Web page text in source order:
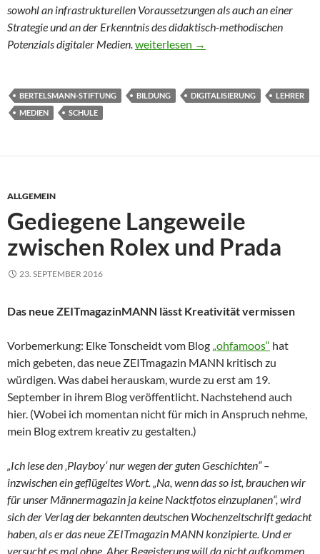
sowohl an infrastrukturellen Voraussetzungen als auch an einer
Strategie und an der Erkenntnis des didaktisch-methodischen
Potenzials digitaler Medien. Die Schulen als digitales Nirwana
weiterlesen →
BERTELSMANN-STIFTUNG BILDUNG DIGITALISIERUNG
LEHRER
MEDIEN
SCHULE
ALLGEMEIN
Gediegene Langeweile
zwischen Rolex und Prada
23. SEPTEMBER 2016
Das neue ZEITmagazinMANN lässt Kreativität vermissen
Vorbemerkung: Elke Tonscheidt vom Blog „ohfamoos“ hat
mich gebeten, das neue ZEITmagazin MANN kritisch zu
würdigen. Was dabei herauskam, wurde zu erst am 19.
September in ihrem Blog veröffentlicht. Nachstehend auch
hier. (Wobei ich momentan nicht für mich in Anspruch nehme,
mein Blog extrem kreativ zu gestalten.)
„Ich lese den ‚Playboy‘ nur wegen der guten Geschichten“ –
inzwischen ein geflügeltes Wort. „Na, wenn das so ist, brauchen wir
für unser Männermagazin ja keine Nacktfotos einzuplanen“, wird
sich der Verlag der bekannten deutschen Wochenzeitschrift gedacht
haben, als er das neue ZEITmagazin MANN konzipierte. Und er
versucht es mal ohne. Aber Begeisterung will da nicht aufkommen,